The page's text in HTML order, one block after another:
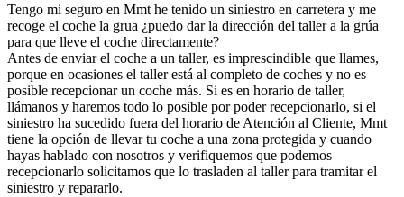
Tengo mi seguro en Mmt he tenido un siniestro en carretera y me
recoge el coche la grua ¿puedo dar la dirección del taller a la grúa
para que lleve el coche directamente?
Antes de enviar el coche a un taller, es imprescindible que llames,
porque en ocasiones el taller está al completo de coches y no es
posible recepcionar un coche más. Si es en horario de taller,
llámanos y haremos todo lo posible por poder recepcionarlo, si el
siniestro ha sucedido fuera del horario de Atención al Cliente, Mmt
tiene la opción de llevar tu coche a una zona protegida y cuando
hayas hablado con nosotros y verifiquemos que podemos
recepcionarlo solicitamos que lo trasladen al taller para tramitar el
siniestro y repararlo.